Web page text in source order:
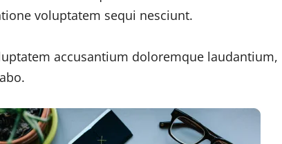
voluptatem sequi nesciunt.
accusantium doloremque laudantium,